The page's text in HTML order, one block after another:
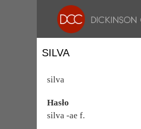
SILVA
silva
Hasło
silva -ae f.